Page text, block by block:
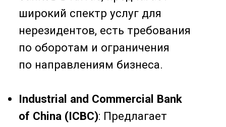
Подготовка документов
Шаг 2